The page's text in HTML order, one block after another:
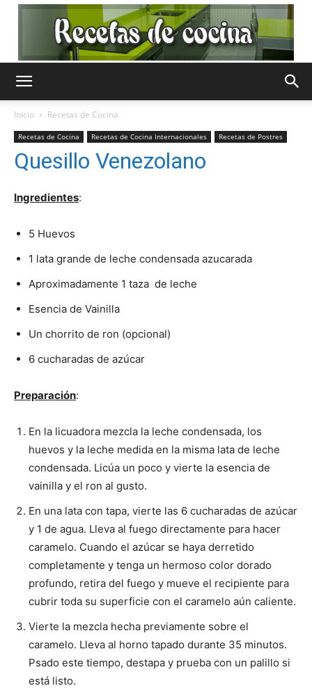
Gratis
|
Cocina
Online
Inicio Recetas de Cocina
Recetas de Cocina Recetas de Cocina Internacionales Recetas de Postres
Quesillo Venezolano
Ingredientes:
5 Huevos
1 lata grande de leche condensada azucarada
Aproximadamente 1 taza de leche
Esencia de Vainilla
Un chorrito de ron (opcional)
6 cucharadas de azúcar
Preparación:
En la licuadora mezcla la leche condensada, los
huevos y la leche medida en la misma lata de leche
condensada. Licúa un poco y vierte la esencia de
vainilla y el ron al gusto.
En una lata con tapa, vierte las 6 cucharadas de azúcar
y 1 de agua. Lleva al fuego directamente para hacer
caramelo. Cuando el azúcar se haya derretido
completamente y tenga un hermoso color dorado
profundo, retira del fuego y mueve el recipiente para
cubrir toda su superficie con el caramelo aún caliente.
Vierte la mezcla hecha previamente sobre el
caramelo. Lleva al horno tapado durante 35 minutos.
Psado este tiempo, destapa y prueba con un palillo si
está listo.